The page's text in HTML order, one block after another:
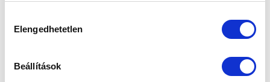
kiválasztása
Elengedhetetlen
Beállítások